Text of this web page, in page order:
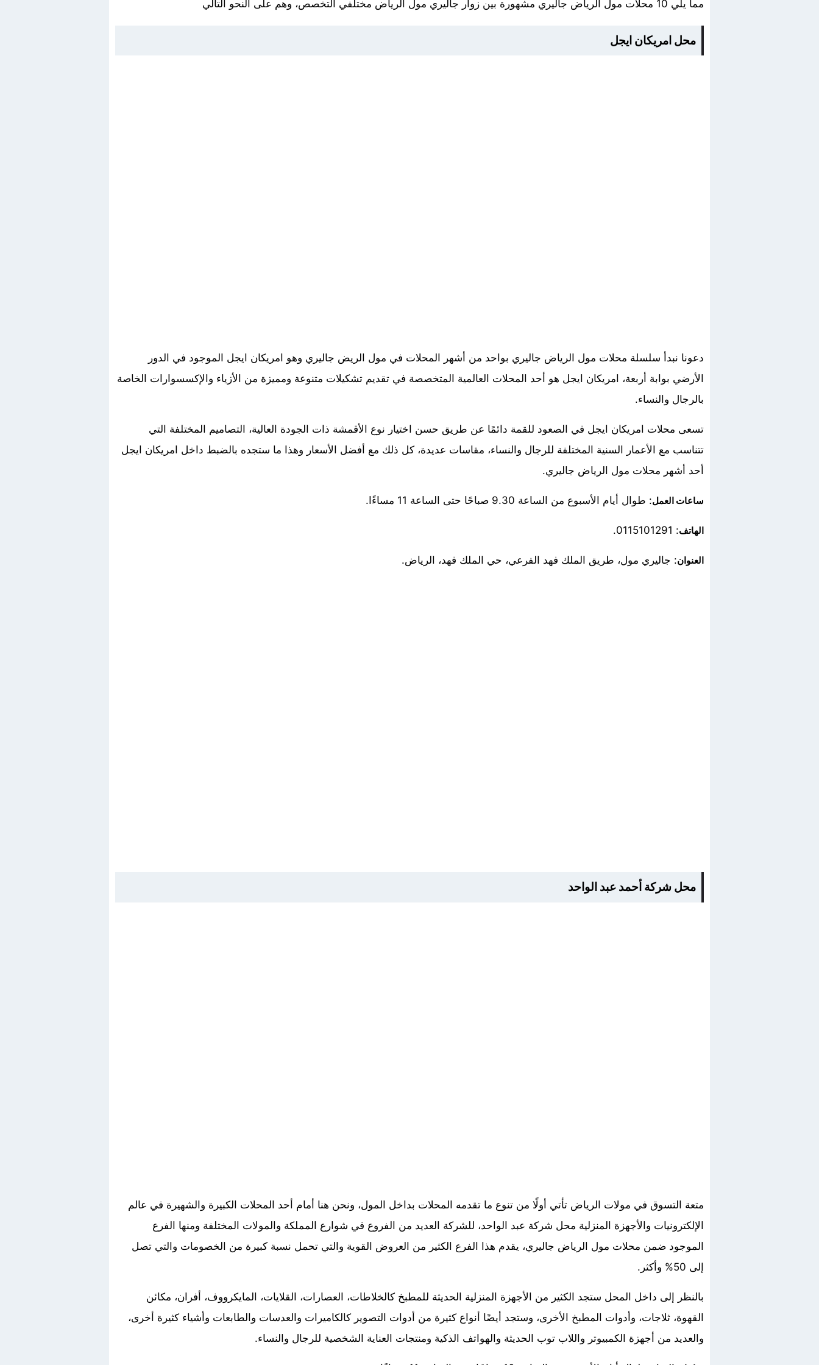
مما يلي 10 محلات مول الرياض جاليري مشهورة بين زوار جاليري مول الرياض مختلفي التخصص، وهم على النحو التالي
محل امريكان ايجل
دعونا نبدأ سلسلة محلات مول الرياض جاليري بواحد من أشهر المحلات في مول الريض جاليري وهو امريكان ايجل الموجود في الدور
الأرضي بوابة أربعة، امريكان ايجل هو أحد المحلات العالمية المتخصصة في تقديم تشكيلات متنوعة ومميزة من الأزياء والإكسسوارات الخاصة
بالرجال والنساء.
تسعى محلات امريكان ايجل في الصعود للقمة دائمًا عن طريق حسن اختيار نوع الأقمشة ذات الجودة العالية، التصاميم المختلفة التي
تتناسب مع الأعمار السنية المختلفة للرجال والنساء، مقاسات عديدة، كل ذلك مع أفضل الأسعار وهذا ما ستجده بالضبط داخل امريكان ايجل
أحد أشهر محلات مول الرياض جاليري.
ساعات العمل: طوال أيام الأسبوع من الساعة 9.30 صباحًا حتى الساعة 11 مساءًا.
الهاتف: 0115101291.
العنوان: جاليري مول، طريق الملك فهد الفرعي، حي الملك فهد، الرياض.
محل شركة أحمد عبد الواحد
متعة التسوق في مولات الرياض تأتي أولًا من تنوع ما تقدمه المحلات بداخل المول، ونحن هنا أمام أحد المحلات الكبيرة والشهيرة في عالم
الإلكترونيات والأجهزة المنزلية محل شركة عبد الواحد، للشركة العديد من الفروع في شوارع المملكة والمولات المختلفة ومنها الفرع
الموجود ضمن محلات مول الرياض جاليري، يقدم هذا الفرع الكثير من العروض القوية والتي تحمل نسبة كبيرة من الخصومات والتي تصل
إلى 50% وأكثر.
بالنظر إلى داخل المحل ستجد الكثير من الأجهزة المنزلية الحديثة للمطبخ كالخلاطات، العصارات، القلايات، المايكرووف، أفران، مكائن
القهوة، ثلاجات، وأدوات المطبخ الأخرى، وستجد أيضًا أنواع كثيرة من أدوات التصوير كالكاميرات والعدسات والطابعات وأشياء كثيرة أخرى،
والعديد من أجهزة الكمبيوتر واللاب توب الحديثة والهواتف الذكية ومنتجات العناية الشخصية للرجال والنساء.